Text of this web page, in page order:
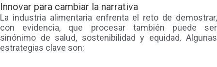
Innovar para cambiar la narrativa
La industria alimentaria enfrenta el reto de demostrar,
con evidencia, que procesar también puede ser
sinónimo de salud, sostenibilidad y equidad. Algunas
estrategias clave son: